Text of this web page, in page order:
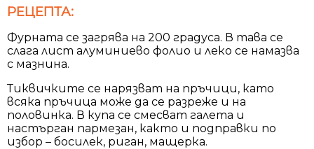
РЕЦЕПТА:
Фурната се загрява на 200 градуса. В тава се
слага лист алуминиево фолио и леко се намазва
с мазнина.
Тиквичките се нарязват на пръчици, като
всяка пръчица може да се разреже и на
половинка. В купа се смесват галета и
настърган пармезан, както и подправки по
избор – босилек, риган, мащерка.